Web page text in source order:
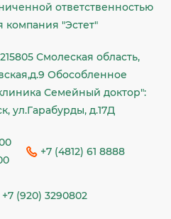
ответственностью
"Эстет"
Смолеская область,
Обособленное
Семейный доктор":
ул.Гарабурды, д.17Д
+7 (4812) 61 8888
+7 (920) 3290802